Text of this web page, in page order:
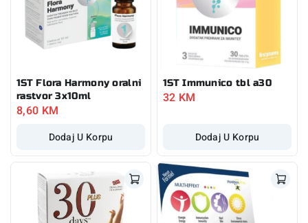
1ST Flora Harmony oralni
rastvor 3x10ml
8,60 KM
Dodaj U Korpu
1ST Immunico tbl a30
32 KM
Dodaj U Korpu